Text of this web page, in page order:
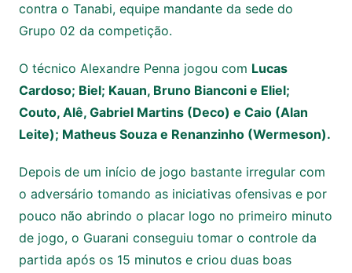
contra o Tanabi, equipe mandante da sede do
Grupo 02 da competição.
O técnico Alexandre Penna jogou com Lucas
Cardoso; Biel; Kauan, Bruno Bianconi e Eliel;
Couto, Alê, Gabriel Martins (Deco) e Caio (Alan
Leite); Matheus Souza e Renanzinho (Wermeson).
Depois de um início de jogo bastante irregular com
o adversário tomando as iniciativas ofensivas e por
pouco não abrindo o placar logo no primeiro minuto
de jogo, o Guarani conseguiu tomar o controle da
partida após os 15 minutos e criou duas boas